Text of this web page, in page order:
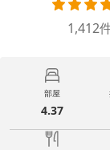
1,412
部屋
4.37